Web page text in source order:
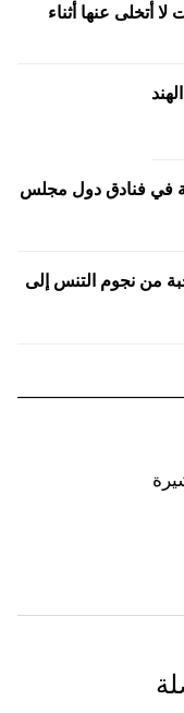
10 مستلزمات لا أتخلى عنها أثناء
في فنادق دول مجلس
من نجوم التنس إلى